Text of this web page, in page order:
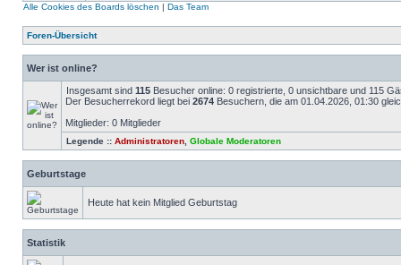
Alle Cookies des Boards löschen | Das Team
Foren-Übersicht
Wer ist online?
Insgesamt sind 115 Besucher online: 0 registrierte, 0 unsichtbare und 115
Der Besucherrekord liegt bei 2674 Besuchern, die am 01.04.2026, 01:30
Mitglieder: 0 Mitglieder
Legende :: Administratoren Globale Moderatoren
Geburtstage
Heute hat kein Mitglied Geburtstag
Statistik